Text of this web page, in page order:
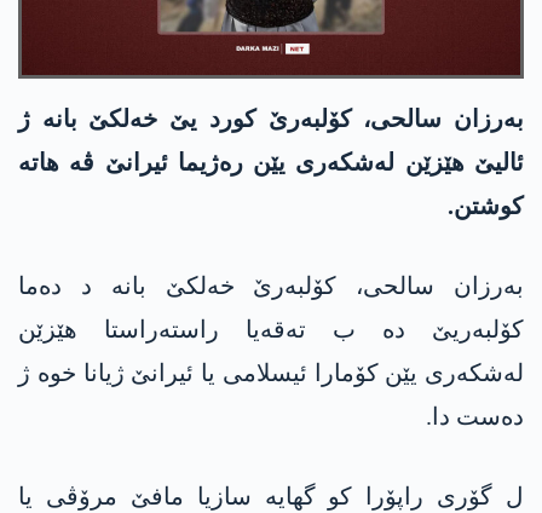
بەرزان سالحی، کۆلبەرێ کورد یێ خەلکێ بانە ژ
ئالیێ هێزێن لەشکەری یێن ره‌ژیما ئیرانێ ڤە هاتە
کوشتن.
بەرزان سالحی، کۆلبەرێ خەلکێ بانە د دەما
کۆلبەریێ دە ب تەقەیا راستەراستا هێزێن
لەشکەری یێن کۆمارا ئیسلامی یا ئیرانێ ژیانا خوە ژ
دەست دا.
ل گۆری راپۆرا کو گهایە سازیا مافێ مرۆڤی یا